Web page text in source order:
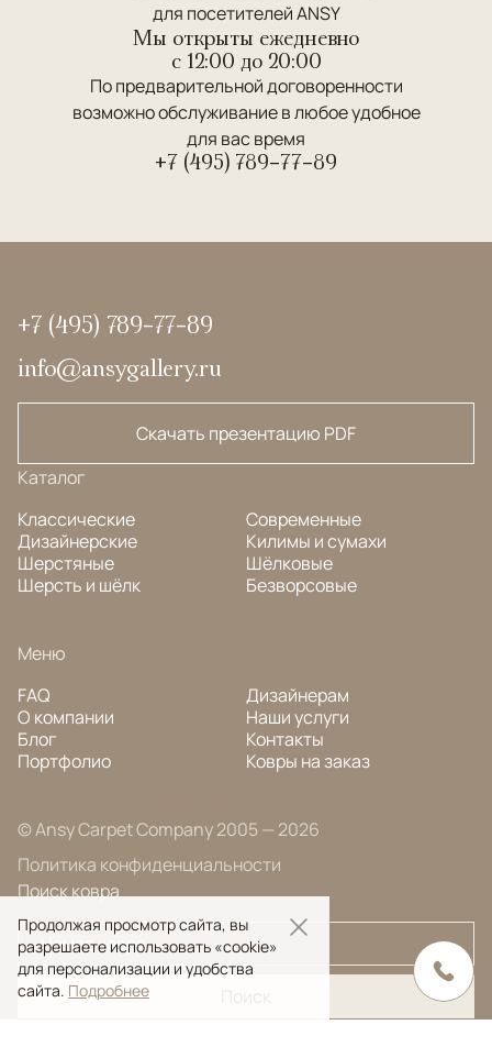
для посетителей ANSY
Мы открыты ежедневно
c 12:00 до 20:00
По предварительной договоренности
возможно обслуживание в любое удобное
для вас время
+7 (495) 789-77-89
+7 (495) 789-77-89
info@ansygallery.ru
Скачать презентацию PDF
Каталог
Классические
Дизайнерские
Шерстяные
Шерсть и шёлк
Современные
Килимы и сумахи
Шёлковые
Безворсовые
Меню
FAQ
О компании
Блог
Портфолио
Дизайнерам
Наши услуги
Контакты
Ковры на заказ
© Ansy Carpet Company 2005 — 2026
Политика конфиденциальности
Поиск ковра
Продолжая просмотр сайта, вы
разрешаете использовать «cookie»
для персонализации и удобства
сайта. Подробнее